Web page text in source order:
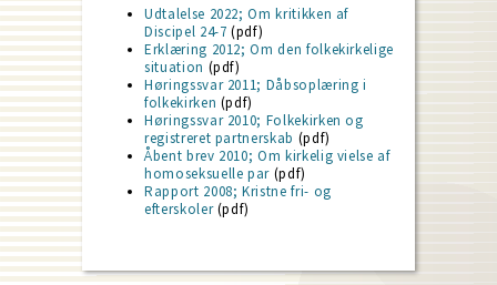
Udtalelse 2022; Om kritikken af
Discipel 24-7 (pdf)
Erklæring 2012; Om den folkekirkelige
situation (pdf)
Høringssvar 2011; Dåbsoplæring i
folkekirken (pdf)
Høringssvar 2010; Folkekirken og
registreret partnerskab (pdf)
Åbent brev 2010; Om kirkelig vielse af
homoseksuelle par (pdf)
Rapport 2008; Kristne fri- og
efterskoler(pdf)